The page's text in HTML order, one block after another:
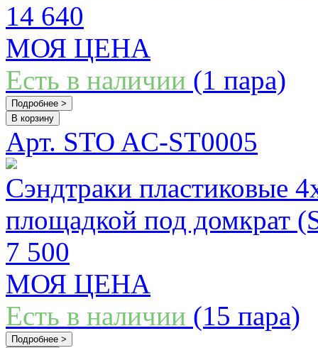
14 640
МОЯ ЦЕНА
Есть в наличии (1 пара)
Подробнее >
В корзину
Арт. STO AC-ST0005
Сэндтраки пластиковые
площадкой под домкрат
7 500
МОЯ ЦЕНА
Есть в наличии (15 пара)
Подробнее >